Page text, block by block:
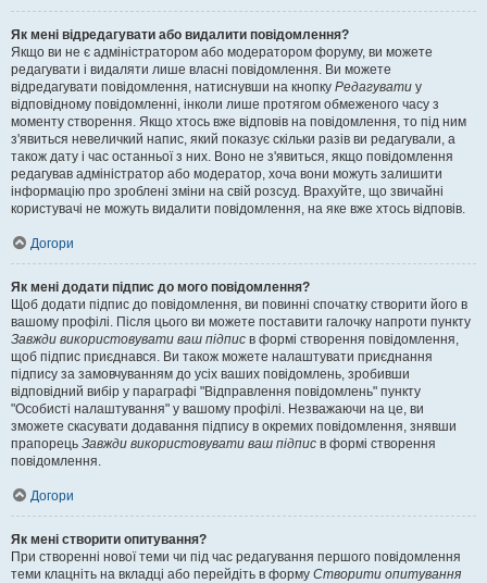
Як мені відредагувати або видалити повідомлення?
Якщо ви не є адміністратором або модератором форуму, ви можете
редагувати і видаляти лише власні повідомлення. Ви можете
відредагувати повідомлення, натиснувши на кнопку Редагувати у
відповідному повідомленні, інколи лише протягом обмеженого часу з
моменту створення. Якщо хтось вже відповів на повідомлення, то під ним
з'явиться невеличкий напис, який показує скільки разів ви редагували, а
також дату і час останньої з них. Воно не з'явиться, якщо повідомлення
редагував адміністратор або модератор, хоча вони можуть залишити
інформацію про зроблені зміни на свій розсуд. Врахуйте, що звичайні
користувачі не можуть видалити повідомлення, на яке вже хтось відповів.
Догори
Як мені додати підпис до мого повідомлення?
Щоб додати підпис до повідомлення, ви повинні спочатку створити його в
вашому профілі. Після цього ви можете поставити галочку напроти пункту
Завжди використовувати ваш підпис в формі створення повідомлення,
щоб підпис приєднався. Ви також можете налаштувати приєднання
підпису за замовчуванням до усіх ваших повідомлень, зробивши
відповідний вибір у параграфі "Відправлення повідомлень" пункту
"Особисті налаштування" у вашому профілі. Незважаючи на це, ви
зможете скасувати додавання підпису в окремих повідомлення, знявши
прапорець Завжди використовувати ваш підпис в формі створення
повідомлення.
Догори
Як мені створити опитування?
При створенні нової теми чи під час редагування першого повідомлення
теми клацніть на вкладці або перейдіть в форму Створити опитування